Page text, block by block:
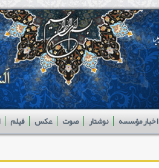
اخبار مؤسسه نوشتار صوت عکس فیلم